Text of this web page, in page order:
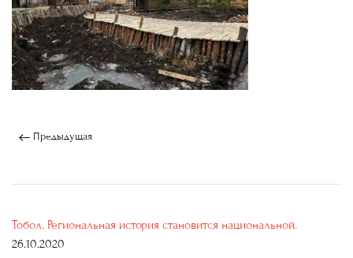
Предыдущая
Тобол. Региональная история становится национальной.
26.10.2020